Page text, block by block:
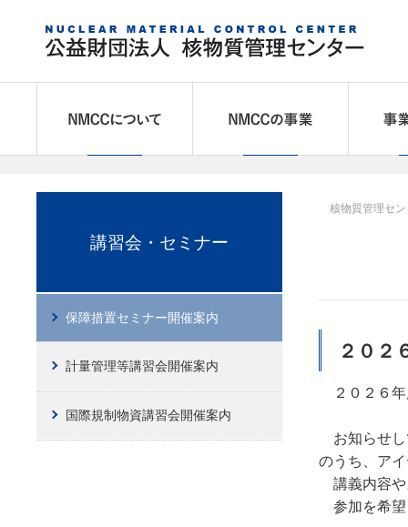
核物質管理セ
２０２
２０２６年
お知らせし
のうち、ア
講義内容や
参加を希望
講習会・セミナー
保障措置セミナー開催案内
計量管理等講習会開催案内
国際規制物資講習会開催案内